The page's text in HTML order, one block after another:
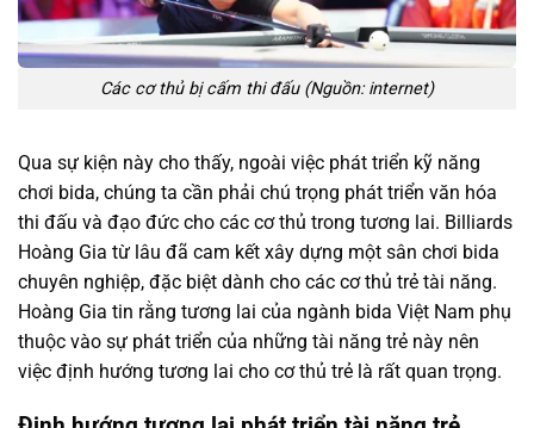
Các cơ thủ bị cấm thi đấu (Nguồn: internet)
Qua sự kiện này cho thấy, ngoài việc phát triển kỹ năng
chơi bida, chúng ta cần phải chú trọng phát triển văn hóa
thi đấu và đạo đức cho các cơ thủ trong tương lai. Billiards
Hoàng Gia từ lâu đã cam kết xây dựng một sân chơi bida
chuyên nghiệp, đặc biệt dành cho các cơ thủ trẻ tài năng.
Hoàng Gia tin rằng tương lai của ngành bida Việt Nam phụ
thuộc vào sự phát triển của những tài năng trẻ này nên
việc định hướng tương lai cho cơ thủ trẻ là rất quan trọng.